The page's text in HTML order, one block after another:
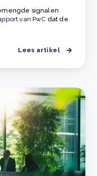
signalen
van PwC dat de
Lees artikel